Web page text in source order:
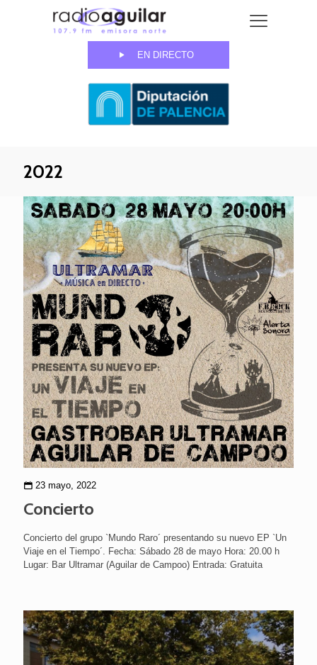
EN DIRECTO
2022
23 mayo, 2022
Concierto
Concierto del grupo `Mundo Raro´ presentando su nuevo EP `Un
Viaje en el Tiempo´. Fecha: Sábado 28 de mayo Hora: 20.00 h
Lugar: Bar Ultramar (Aguilar de Campoo) Entrada: Gratuita